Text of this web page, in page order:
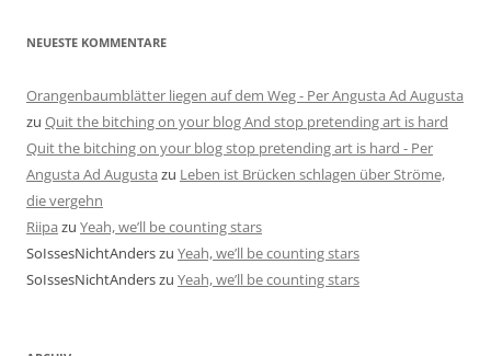
NEUESTE KOMMENTARE
Orangenbaumblätter liegen auf dem Weg - Per Angusta Ad Augusta
zu Quit the bitching on your blog And stop pretending art is hard
Quit the bitching on your blog stop pretending art is hard - Per
Angusta Ad Augusta zu Leben ist Brücken schlagen über Ströme,
die vergehn
Riipa zu Yeah, we’ll be counting stars
SoIssesNichtAnderszu Yeah, we’ll be counting stars
SoIssesNichtAnderszu Yeah, we’ll be counting stars